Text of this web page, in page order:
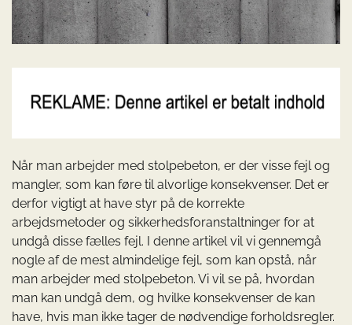
Når man arbejder med stolpebeton, er der visse fejl og
mangler, som kan føre til alvorlige konsekvenser. Det er
derfor vigtigt at have styr på de korrekte
arbejdsmetoder og sikkerhedsforanstaltninger for at
undgå disse fælles fejl. I denne artikel vil vi gennemgå
nogle af de mest almindelige fejl, som kan opstå, når
man arbejder med stolpebeton. Vi vil se på, hvordan
man kan undgå dem, og hvilke konsekvenser de kan
have, hvis man ikke tager de nødvendige forholdsregler.